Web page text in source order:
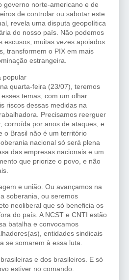
governo norte-americano e de
de controlar ou sabotar este
revela uma disputa geopolítica
do nosso país. Não podemos
escusos, muitas vezes apoiados
transformem o PIX em mais
estrangeira.
popular
quarta-feira (23/07), teremos
temas, com um olhar
riscos dessas medidas na
Precisamos reerguer
corroída por anos de ataques, e
o Brasil não é um território
nacional só será plena
das empresas nacionais e um
que priorize o povo, e não
e união. Ou avançamos na
soberania, ou seremos
neoliberal que só beneficia os
do país. A NCST e CNTI estão
batalha e convocamos
entidades sindicais
se somarem à essa luta.
e dos brasileiros. E só
estiver no comando.